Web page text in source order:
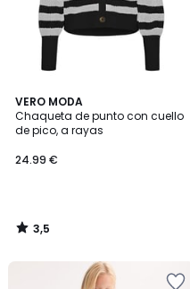
VERO MODA
Chaqueta de punto con cuello
de pico, a rayas
24.99 €
3,5
/ 5
3,5
/